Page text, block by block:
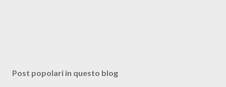
Post popolari in questo blog